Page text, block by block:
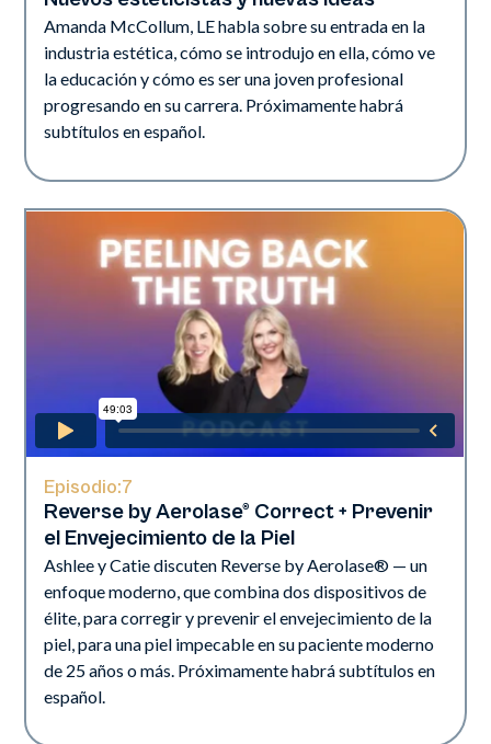
Amanda McCollum, LE habla sobre su entrada en la
industria estética, cómo se introdujo en ella, cómo ve
la educación y cómo es ser una joven profesional
progresando en su carrera. Próximamente habrá
subtítulos en español.
Episodio:7
Reverse by Aerolase® Correct + Prevenir
el Envejecimiento de la Piel
Ashlee y Catie discuten Reverse by Aerolase® — un
enfoque moderno, que combina dos dispositivos de
élite, para corregir y prevenir el envejecimiento de la
piel, para una piel impecable en su paciente moderno
de 25 años o más. Próximamente habrá subtítulos en
español.